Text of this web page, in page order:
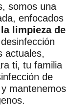
somos una
enfocados
limpieza de
actuales,
ti, tu familia
de
mantenemos